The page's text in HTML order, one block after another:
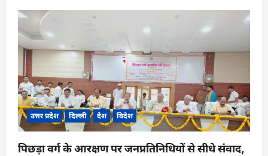
उत्तर प्रदेश दिल्ली देश विदेश
पिछड़ा वर्ग के आरक्षण पर जनप्रतिनिधियों से सीधे संवाद,